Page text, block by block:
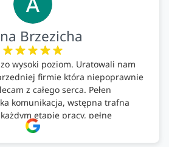
Brzezicha
wysoki poziom. Uratowali nam
firmie która niepoprawnie
z całego serca. Pełen
komunikacja, wstępna trafna
etapie pracy, pełne
i znający się na rzeczy.
na wysokim poziomie, rzetelna.